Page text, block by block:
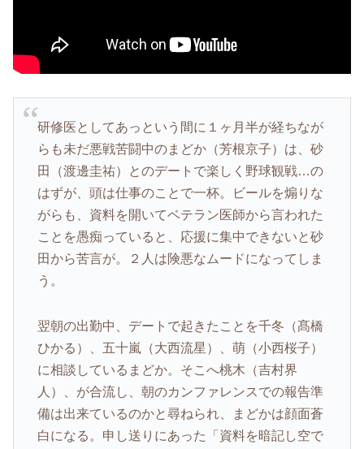
研修医としてあっという間に１ヶ月半が経ちなが
らも未だ悪戦苦闘中のまどか（芳根京子）は、砂
田（渡邊圭祐）とのデートで楽しく野球観戦…の
はずが、頭は仕事のことで一杯。ビールを煽りな
がらも、資料を開いてベテラン医師から言われた
ことを愚痴っていると、応援に集中できないと砂
田から苦言が。２人は険悪なムードになってしま
う。
翌朝の出勤中、デートで起きたことを千冬（髙橋
ひかる）、五十嵐（大西流星）、萌（小西桜子）
に相談しているまどか。そこへ桃木（吉村界
人）、が合流し、朝のカンファレンスでの報告準
備は出来ているのかと尋ねられ、まどかは顔面蒼
白になる。申し送りにあった「資料を暗記し空で